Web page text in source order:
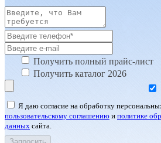
Получить полный прайс-лист
Получить каталог 2026
Я даю согласие на обработку
пользовательскому соглашению и политике
данных сайта.